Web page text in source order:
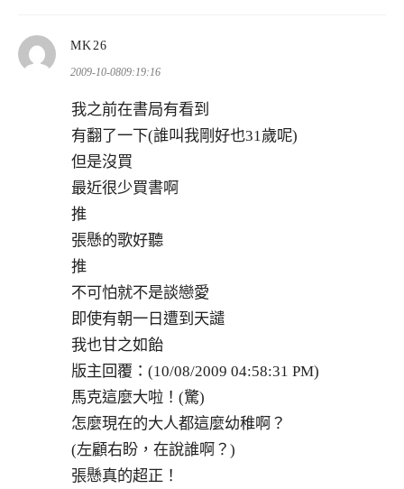
MK26
示:
2009-10-0809:19:16
我之前在書局有看到
有翻了一下(誰叫我剛好也31歲呢)
但是沒買
最近很少買書啊
推
張懸的歌好聽
推
不可怕就不是談戀愛
即使有朝一日遭到天譴
我也甘之如飴
版主回覆：(10/08/2009 04:58:31 PM)
馬克這麼大啦！(驚)
怎麼現在的大人都這麼幼稚啊？
(左顧右盼，在說誰啊？)
張懸真的超正！